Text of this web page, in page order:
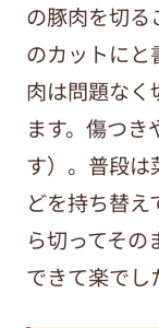
の豚肉を切
のカットにと
肉は問題なく
ます。傷つ
す）。普段は
どを持ち替
ら切ってそ
できて楽でし